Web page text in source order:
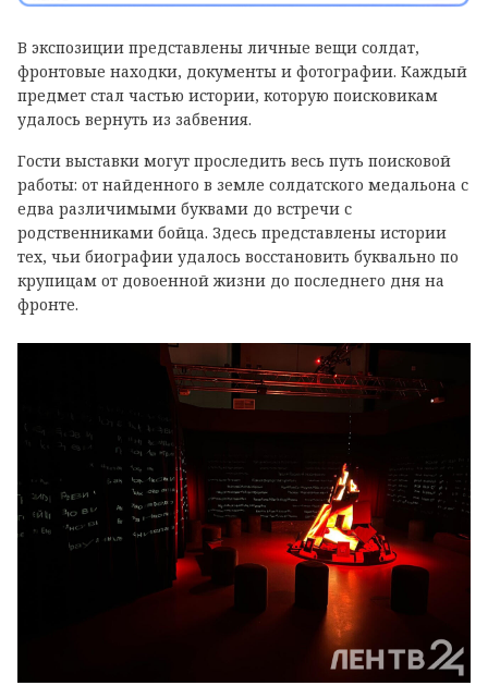
В экспозиции представлены личные вещи солдат,
фронтовые находки, документы и фотографии. Каждый
предмет стал частью истории, которую поисковикам
удалось вернуть из забвения.
Гости выставки могут проследить весь путь поисковой
работы: от найденного в земле солдатского медальона с
едва различимыми буквами до встречи с
родственниками бойца. Здесь представлены истории
тех, чьи биографии удалось восстановить буквально по
крупицам от довоенной жизни до последнего дня на
фронте.